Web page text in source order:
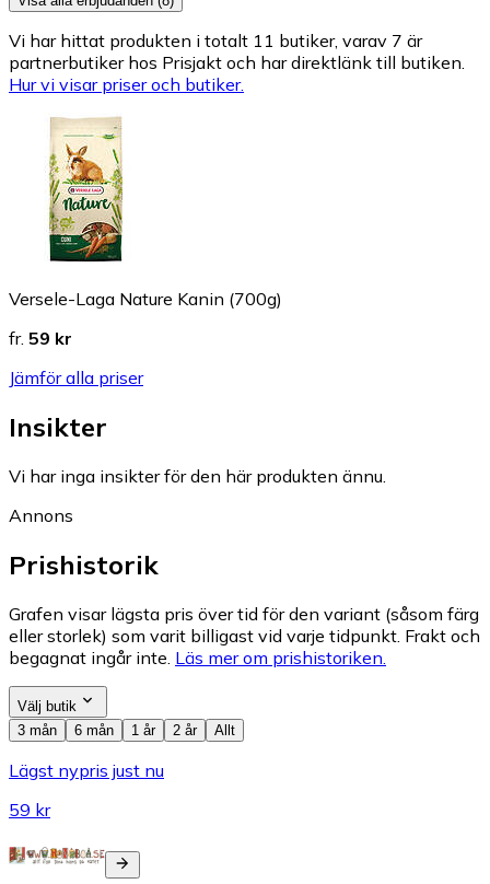
Vi har hittat produkten i totalt 11 butiker, varav 7 är
partnerbutiker hos Prisjakt och har direktlänk till butiken.
Hur vi visar priser och butiker.
Versele-Laga Nature Kanin (700g)
fr. 59 kr
Jämför alla priser
Insikter
Vi har inga insikter för den här produkten ännu.
Annons
Prishistorik
Grafen visar lägsta pris över tid för den variant (såsom färg
eller storlek) som varit billigast vid varje tidpunkt. Frakt och
begagnat ingår inte. Läs mer om prishistoriken.
Välj butik
3 mån
6 mån 1 år 2 år Allt
Lägst nypris just nu
59 kr